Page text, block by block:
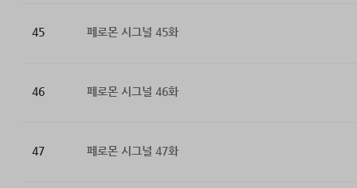
45 페로몬 시그널 45화
46 페로몬 시그널 46화
47 페로몬 시그널 47화